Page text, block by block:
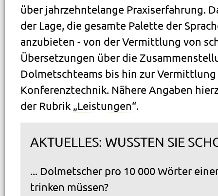
über jahrzehntelange Praxiserfahrung.
der Lage, die gesamte Palette der
anzubieten - von der Vermittlung von
Übersetzungen über die
Dolmetschteams bis hin zur
Konferenztechnik. Nähere Angaben
der Rubrik „Leistungen“.
AKTUELLES: WUSSTEN SIE
... Dolmetscher pro 10 000 Wörter
trinken müssen?